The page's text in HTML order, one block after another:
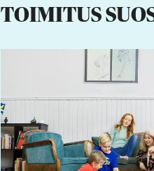
TOIMITUS